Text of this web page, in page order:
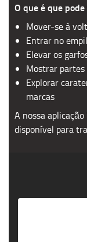
O que é que
Mover-se à
Entrar no
Elevar os
Mostrar
Explorar
marcas
A nossa aplicação
disponível para